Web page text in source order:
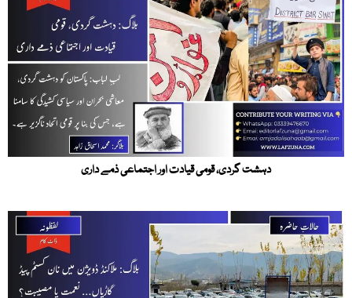
دہشت گردی، قومی قیادت اور اجتماعی ذمے داری